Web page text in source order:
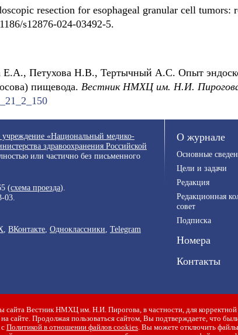
resection for esophageal granular cell tumors:
s12876-024-03492-5.
Петухова Н.В., Тертычный А.С. Опыт
пищевода. Вестник НМХЦ им. Н.И.
учреждение «Национальный медико-
здравоохранения Российской
или частично без письменного
(схема проезда).
03
ВКонтакте Одноклассники Telegram
О журнале
Основные
Цели и задачи
Редакция
Редакционная
совет
Подписка
Номера
Контакты
Вестник НМХЦ им. Н.И. Пирогова, в частности, для
сайте. Продолжая пользоваться сайтом, Вы подтверждаете, что
Политикой в отношении файлов cookies. Вы можете отключить